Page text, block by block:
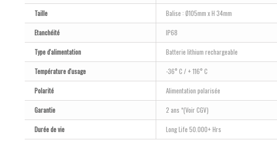
Taille
Balise : Ø105mm x H 34mm
Etanchéité
IP68
Type d'alimentation
Batterie lithium rechargeable
Température d'usage
-36° C / + 116° C
Polarité
Alimentation polarisée
Garantie
2 ans *(Voir CGV)
Durée de vie
Long Life 50.000+ Hrs